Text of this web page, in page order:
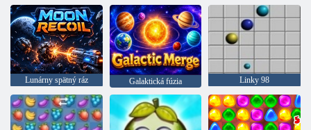
Lunárny spätný ráz Galaktická fúzia Linky 98